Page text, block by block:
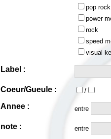
pop rock
power
rock
speed
visual
Label :
Coeur/Gueule : /
Annee : entre
note : entre